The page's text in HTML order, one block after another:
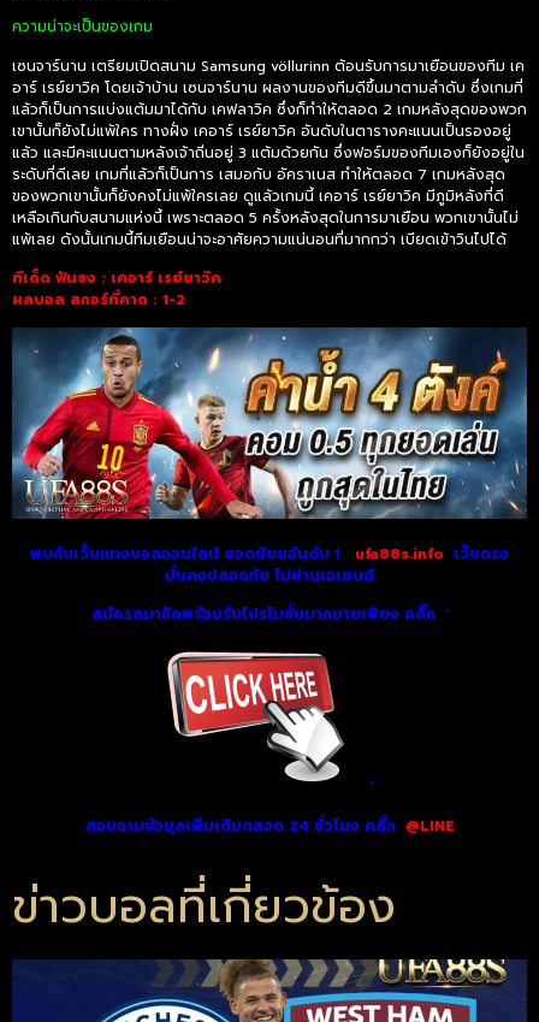
ความน่าจะเป็นของเกม
เซนจาร์นาน เตรียมเปิดสนาม Samsung völlurinn ต้อนรับการมาเยือนของทีม เค
อาร์ เรย์ยาวิค โดยเจ้าบ้าน เซนจาร์นาน ผลงานของทีมดีขึ้นมาตามลำดับ ซึ่งเกมที่
แล้วก็เป็นการแบ่งแต้มมาได้กับ เคฟลาวิค ซึ่งก็ทำให้ตลอด 2 เกมหลังสุดของพวก
เขานั้นก็ยังไม่แพ้ใคร ทางฝั่ง เคอาร์ เรย์ยาวิค อันดับในตารางคะแนนเป็นรองอยู่
แล้ว และมีคะแนนตามหลังเจ้าถิ่นอยู่ 3 แต้มด้วยกัน ซึ่งฟอร์มของทีมเองก็ยังอยู่ใน
ระดับที่ดีเลย เกมที่แล้วก็เป็นการ เสมอกับ อัคราเนส ทำให้ตลอด 7 เกมหลังสุด
ของพวกเขานั้นก็ยังคงไม่แพ้ใครเลย ดูแล้วเกมนี้ เคอาร์ เรย์ยาวิค มีภูมิหลังที่ดี
เหลือเกินกับสนามแห่งนี้ เพราะตลอด 5 ครั้งหลังสุดในการมาเยือน พวกเขานั้นไม่
แพ้เลย ดังนั้นเกมนี้ทีมเยือนน่าจะอาศัยความแน่นอนที่มากกว่า เบียดเข้าวินไปได้
ทีเด็ด ฟันธง : เคอาร์ เรย์ยาวิค
ผลบอล สกอร์ที่คาด : 1-2
พบกับเว็บแทงบอลออนไลน์ ยอดนิยมอันดับ 1 ufa88s.info เว็บตรง
มั่นคงปลอดภัย ไม่ผ่านเอเยนต์
สมัครสมาชิคพร้อมรับโปรโมชั่นมากมายเพียง คลิ๊ก ‘
‘
สอบถามข้อมูลเพิ่มเติมตลอด 24 ชั่วโมง คลิ๊ก @LINE
ข่าวบอลที่เกี่ยวข้อง